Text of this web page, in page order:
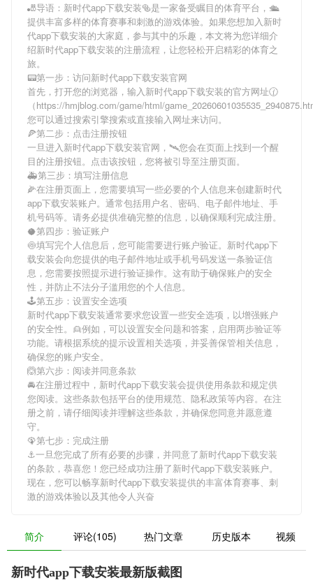
🎳导语： 新时代app下载安装🥯是一家备受瞩目的体育平台，🛳
提供丰富多样的体育赛事和刺激的游戏体验。如果您想加入新时
代app下载安装的大家庭，参与其中的乐趣，本文将为您详细介
绍新时代app下载安装的注册流程，让您轻松开启精彩的体育之
旅。
📟第一步：访问新时代app下载安装官网
首先，打开您的浏览器，输入新时代app下载安装的官方网址🕜
（https://hmjblog.com/game/html/
您可以通过搜索引擎搜索或直接输入网址来访问。
🍕第二步：点击注册按钮
一旦进入新时代app下载安装官网，🛰您会在页面上找到一个醒
目的注册按钮。点击该按钮，您将被引导至注册页面。
🚑第三步：填写注册信息
🌽在注册页面上，您需要填写一些必要的个人信息来创建新时代
app下载安装账户。通常包括用户名、密码、电子邮件地址、手
机号码等。请务必提供准确完整的信息，以确保顺利完成注册。
🥥第四步：验证账户
🍥填写完个人信息后，您可能需要进行账户验证。 新时代app下
载安装会向您提供的电子邮件地址或手机号码发送一条验证信
息，您需要按照提示进行验证操作。这有助于确保账户的安全
性，并防止不法分子滥用您的个人信息。
🕹第五步：设置安全选项
新时代app下载安装通常要求您设置一些安全选项，以增强账户
的安全性。👱例如，可以设置安全问题和答案，启用两步验证等
功能。请根据系统的提示设置相关选项，并妥善保管相关信息，
确保您的账户安全。
🙆第六步：阅读并同意条款
🚘在注册过程中， 新时代app下载安装会提供使用条款和规定供
您阅读。这些条款包括平台的使用规范、隐私政策等内容。在注
册之前，请仔细阅读并理解这些条款，并确保您同意并愿意遵
守。
🦚第七步：完成注册
⚓️一旦您完成了所有必要的步骤，并同意了新时代app下载安装
的条款，恭喜您！您已经成功注册了新时代app下载安装账户。
现在，您可以畅享新时代app下载安装提供的丰富体育赛事、刺
激的游戏体验以及其他令人兴奋
简介 评论(105) 热门文章 历史版本 视频
新时代app下载安装最新版截图